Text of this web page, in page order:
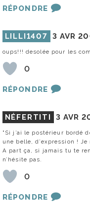
RÉPONDRE
LILLI1407 3 AVR
oups!!! desolée pour les
0
RÉPONDRE
NÉFERTITI 3 AVR
"Si j’ai le postérieur bordé
une belle, d’expression !
A part ça, si jamais tu te
n’hésite pas.
0
RÉPONDRE